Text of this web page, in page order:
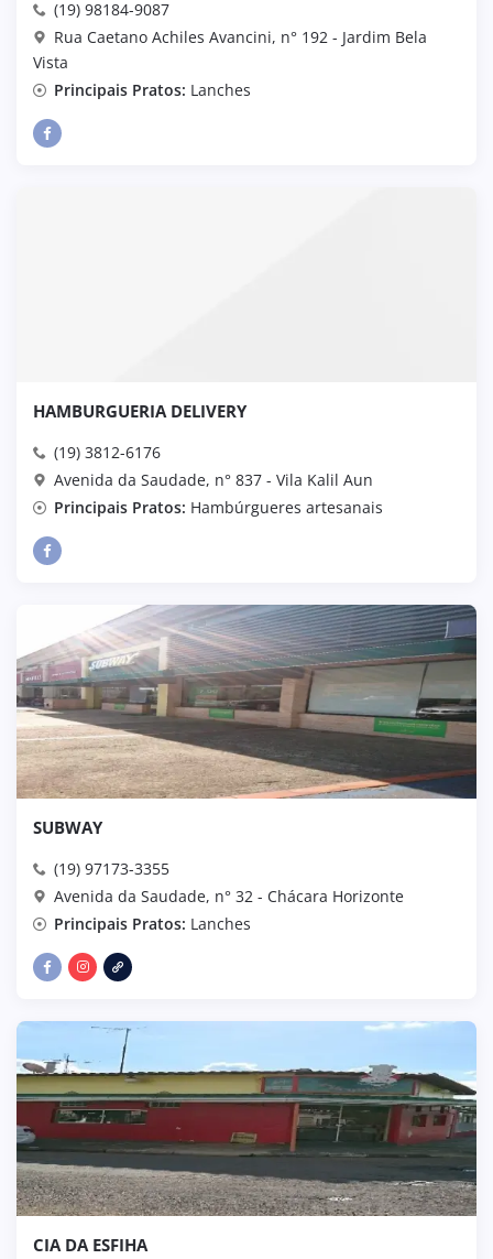
(19) 98184-9087
Rua Caetano Achiles Avancini, n° 192 - Jardim Bela
Vista
Principais Pratos: Lanches
HAMBURGUERIA DELIVERY
(19) 3812-6176
Avenida da Saudade, n° 837 - Vila Kalil Aun
Principais Pratos: Hambúrgueres artesanais
SUBWAY
(19) 97173-3355
Avenida da Saudade, n° 32 - Chácara Horizonte
Principais Pratos: Lanches
CIA DA ESFIHA